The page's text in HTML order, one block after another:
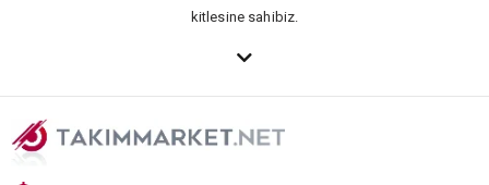
kitlesine sahibiz.